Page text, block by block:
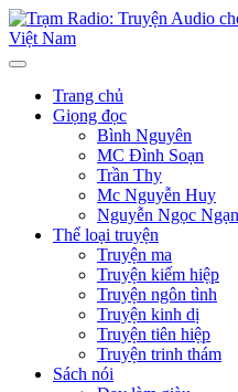
Trang chủ
Giọng đọc
Bình Nguyên
MC Đình Soạn
Trần Thy
Mc Nguyễn Huy
Nguyễn Ngọc Ngạn
Thể loại truyện
Truyện ma
Truyện kiếm hiệp
Truyện ngôn tình
Truyện kinh dị
Truyện tiên hiệp
Truyện trinh thám
Sách nói